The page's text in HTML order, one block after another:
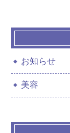
お知らせ
美容